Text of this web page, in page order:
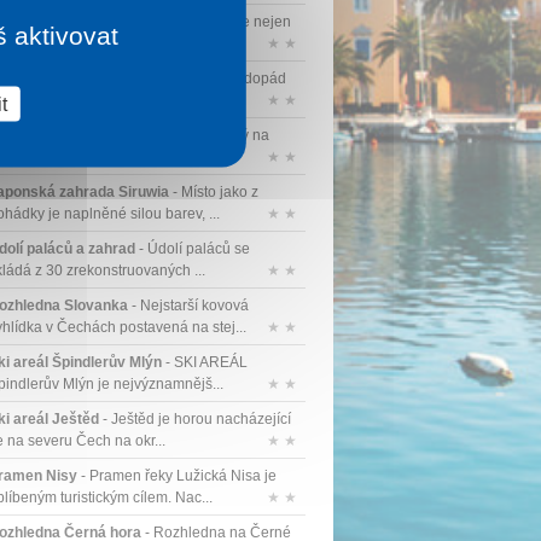
- Pec pod Sněžkou je nejen
horským městečkem v ...
★ ★
- 13 metrů vysoký vodopád
má širokou kaskádu, k...
★ ★
- Kamenný hrad umístěný na
★ ★
zahrada Siruwia- Místo jako z
je naplněné silou barev, ...
★ ★
paláců a zahrad - Údolí paláců se
z 30 zrekonstruovaných ...
★ ★
Slovanka- Nejstarší kovová
v Čechách postavená na stej...
★ ★
areál Špindlerův Mlýn- SKI AREÁL
Mlýn je nejvýznamnějš...
★ ★
areál Ještěd - Ještěd je horou nacházející
na severu Čech na okr...
★ ★
Nisy- Pramen řeky Lužická Nisa je
turistickým cílem. Nac...
★ ★
Černá hora- Rozhledna na Černé
aktivovat